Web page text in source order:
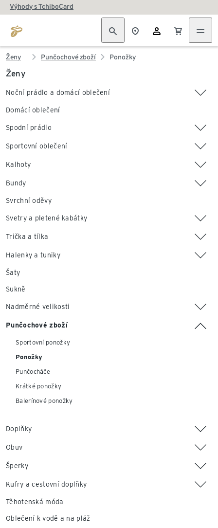
Výhody s TchiboCard
Ženy Punčochové zboží Ponožky
Ženy
Noční prádlo a domácí oblečení
Domácí oblečení
Spodní prádlo
Sportovní oblečení
Kalhoty
Bundy
Svrchní oděvy
Svetry a pletené kabátky
Trička a tílka
Halenky a tuniky
Šaty
Sukně
Nadměrné velikosti
Punčochové zboží
Sportovní ponožky
Ponožky
Punčocháče
Krátké ponožky
Balerínové ponožky
Doplňky
Obuv
Šperky
Kufry a cestovní doplňky
Těhotenská móda
Oblečení k vodě a na pláž